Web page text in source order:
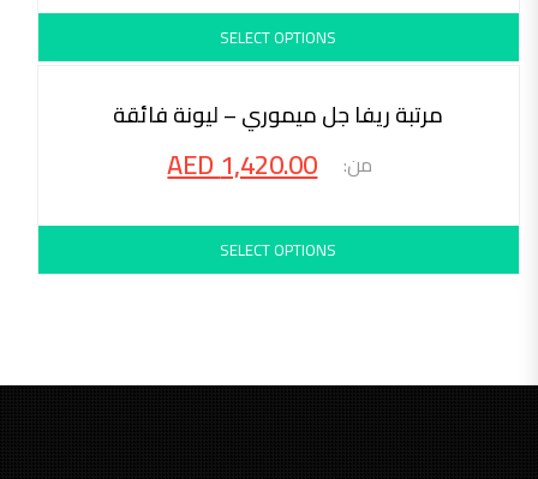
SELECT OPTIONS
مرتبة ريفا جل ميموري – ليونة فائقة
AED1,420.00
SELECT OPTIONS